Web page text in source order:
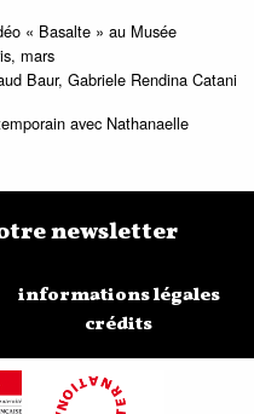
« Basalte » au Musée
mars
Baur, Gabriele Rendina Catani
avec Nathanaelle
newsletter
informations légales
crédits